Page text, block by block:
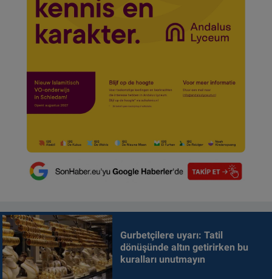
Gurbetçilere uyarı: Tatil
dönüşünde altın getirirken bu
kuralları unutmayın